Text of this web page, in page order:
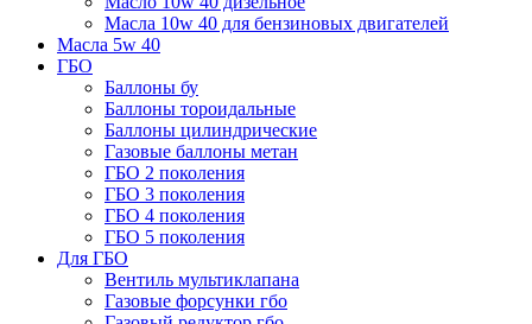
Масла 10w 40 для бензиновых двигателей
Масла 5w 40
ГБО
Баллоны бу
Баллоны тороидальные
Баллоны цилиндрические
Газовые баллоны метан
ГБО 2 поколения
ГБО 3 поколения
ГБО 4 поколения
ГБО 5 поколения
Для ГБО
Вентиль мультиклапана
Газовые форсунки гбо